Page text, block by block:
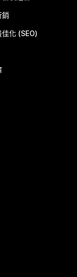
銷
化 (SEO)